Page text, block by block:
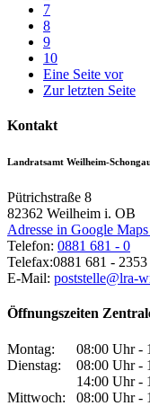
7
8
9
10
Eine Seite vor
Zur letzten Seite
Kontakt
Landratsamt Weilheim-
Pütrichstraße 8
82362 Weilheim i. OB
Adresse in Google Maps
Telefon: 0881 681 - 0
Telefax:0881 681 - 2353
E-Mail: poststelle@lra-
Öffnungszeiten
Montag:
08:00 Uhr -
Dienstag:
08:00 Uhr -
14:00 Uhr -
Mittwoch:
08:00 Uhr -